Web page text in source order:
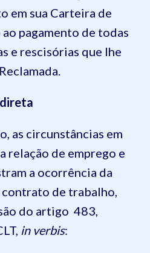
em sua Carteira de
pagamento de todas
e rescisórias que lhe
as circunstâncias em
relação de emprego e
a ocorrência da
de trabalho,
do artigo 483,
in verbis: